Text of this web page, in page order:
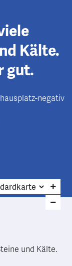
Kälte.
gut.
negativ
und Kälte.